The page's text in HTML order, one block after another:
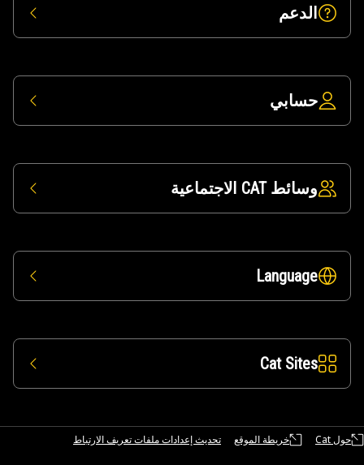
الدعم
حسابي
وسائط CAT الاجتماعية
Language
Cat Sites
حول Cat خريطة الموقع تحديث إعدادات ملفات تعريف الارتباط